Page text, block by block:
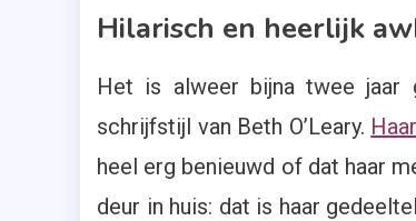
Hilarisch en heerlijk
Het is alweer bijna twee jaar
schrijfstijl van Beth O’Leary.
heel erg benieuwd of dat haar
deur in huis: dat is haar